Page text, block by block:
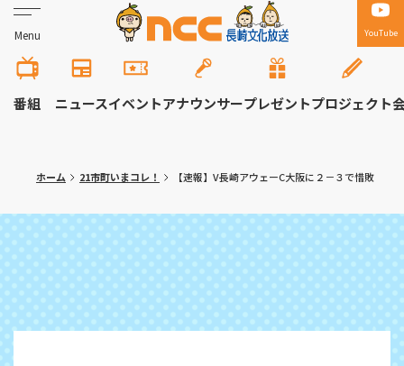
Menu YouTube
番組 ニュースイベントアナウンサープレゼントプロジェクト
ホーム 21市町いまコレ！ 【速報】V長崎アウェーC大阪に２－３で惜敗